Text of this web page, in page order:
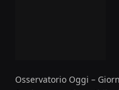
Osservatorio Oggi –